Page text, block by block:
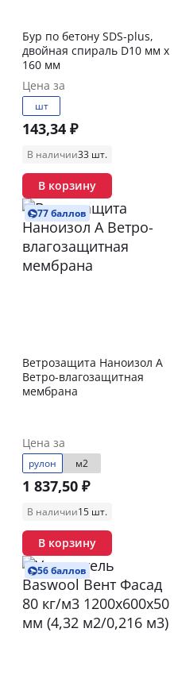
Бур по бетону SDS-plus,
двойная спираль D10 мм x
160 мм
Цена за
шт
143,34 ₽
В наличии33 шт.
В корзину
77 баллов
Ветрозащита Наноизол А
Ветро-влагозащитная
мембрана
Цена за
рулон м2
1 837,50 ₽
В наличии15 шт.
В корзину
56 баллов